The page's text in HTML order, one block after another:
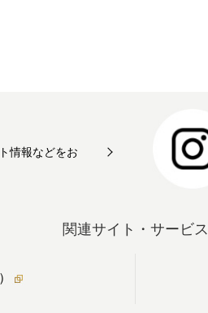
情報などをお
関連サイト・サービス